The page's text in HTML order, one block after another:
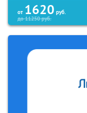
от 1620 руб.
до11250руб.